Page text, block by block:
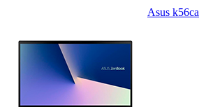
Asus k56ca